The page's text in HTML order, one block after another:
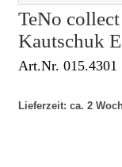
TeNo
Kautschuk
Art.Nr. 015.4301
Lieferzeit: ca. 2